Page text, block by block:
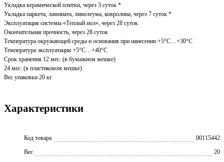
Укладка керамической плитки, через 3 суток *
Укладка паркета, ламината, линолеума, ковролина, через 7 суток *
Эксплуатация системы «Теплый пол», через 28 суток
Окончательная прочность, через 28 суток
Температура окружающей среды и основания при нанесении +5°С…+30°С
Температура эксплуатации +5°С…+40°С
Срок хранения 12 мес. (в бумажном мешке)
24 мес. (в пластиковом мешке)
Вес упаковки 20 кг
Характеристики
Код товара
00115442
Вес
20